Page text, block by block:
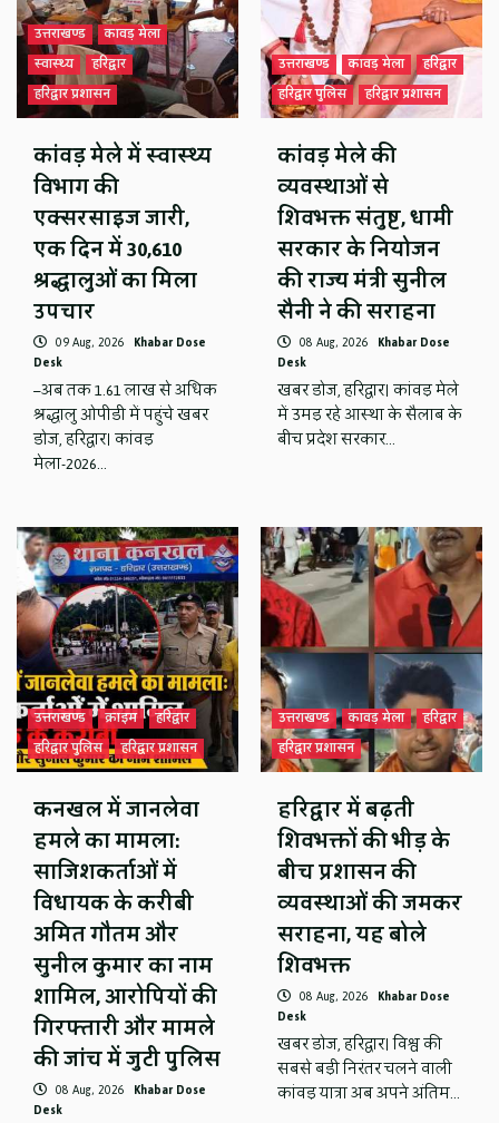
उत्तराखण्ड
कावड़ मेला
स्वास्थ्य
हरिद्वार
हरिद्वार प्रशासन
कांवड़ मेले में स्वास्थ्य
विभाग की
एक्सरसाइज जारी,
एक दिन में 30,610
श्रद्धालुओं का मिला
उपचार
09 Aug, 2026 Khabar Dose
Desk
–अब तक 1.61 लाख से अधिक
श्रद्धालु ओपीडी में पहुंचे खबर
डोज, हरिद्वार। कांवड़
मेला-2026…
उत्तराखण्ड कावड़ मेला
हरिद्वार
हरिद्वार पुलिस
हरिद्वार प्रशासन
कांवड़ मेले की
व्यवस्थाओं से
शिवभक्त संतुष्ट, धामी
सरकार के नियोजन
की राज्य मंत्री सुनील
सैनी ने की सराहना
08 Aug, 2026 Khabar Dose
Desk
खबर डोज, हरिद्वार। कांवड़ मेले
में उमड़ रहे आस्था के सैलाब के
बीच प्रदेश सरकार…
उत्तराखण्ड क्राइम
हरिद्वार
हरिद्वार पुलिस
हरिद्वार प्रशासन
कनखल में जानलेवा
हमले का मामला:
साजिशकर्ताओं में
विधायक के करीबी
अमित गौतम और
सुनील कुमार का नाम
शामिल, आरोपियों की
गिरफ्तारी और मामले
की जांच में जुटी पुलिस
08 Aug, 2026 Khabar Dose
Desk
उत्तराखण्ड कावड़ मेला
हरिद्वार
हरिद्वार प्रशासन
हरिद्वार में बढ़ती
शिवभक्तों की भीड़ के
बीच प्रशासन की
व्यवस्थाओं की जमकर
सराहना, यह बोले
शिवभक्त
08 Aug, 2026 Khabar Dose
Desk
खबर डोज, हरिद्वार। विश्व की
सबसे बड़ी निरंतर चलने वाली
कांवड़ यात्रा अब अपने अंतिम…